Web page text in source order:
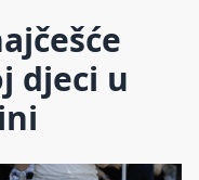
djeci u